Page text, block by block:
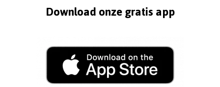
Download onze gratis app